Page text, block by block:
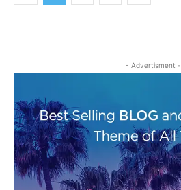
- Advertisment -